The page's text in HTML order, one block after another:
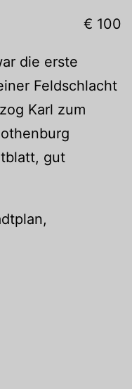
€ 100
die erste
Feldschlacht
Karl zum
gut